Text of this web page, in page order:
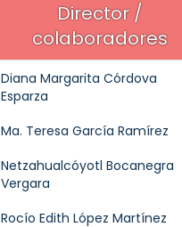
Director /
colaboradores
Diana Margarita Córdova
Esparza
Ma. Teresa García Ramírez
Netzahualcóyotl Bocanegra
Vergara
Rocío Edith López Martínez